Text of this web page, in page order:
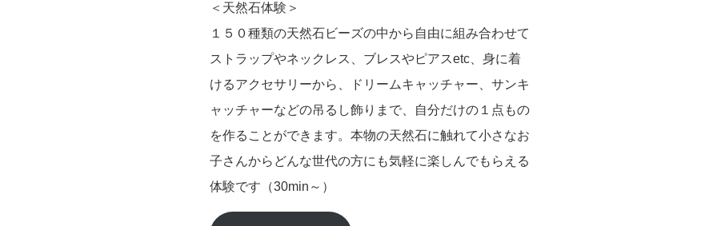
＜天然石体験＞
１５０種類の天然石ビーズの中から自由に組み合わせて
ストラップやネックレス、ブレスやピアスetc、身に着
けるアクセサリーから、ドリームキャッチャー、サンキ
ャッチャーなどの吊るし飾りまで、自分だけの１点もの
を作ることができます。本物の天然石に触れて小さなお
子さんからどんな世代の方にも気軽に楽しんでもらえる
体験です（30min～）